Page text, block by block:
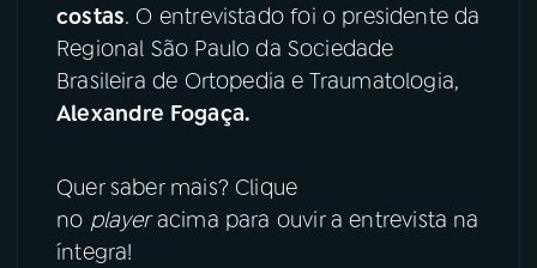
ACOMPANHE A RÁDIO NACIONAL
TikTok
costas. O entrevistado foi o presidente da
Regional São Paulo da Sociedade
Brasileira de Ortopedia e Traumatologia,
Alexandre Fogaça.
Quer saber mais? Clique
no playeracima para ouvir a entrevista na
íntegra!